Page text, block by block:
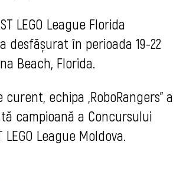
LEGO League Florida
desfășurat în perioada 19-22
Beach, Florida.
echipa „RoboRangers” a
campioană a Concursului
LEGO League Moldova.